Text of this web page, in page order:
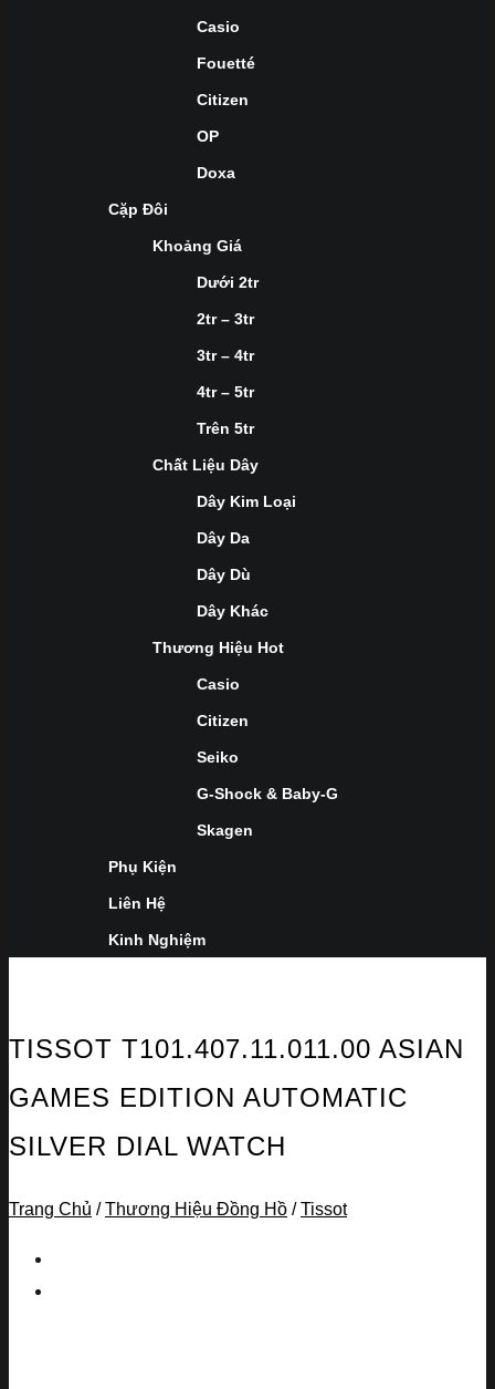
Casio
Fouetté
Citizen
OP
Doxa
Cặp Đôi
Khoảng Giá
Dưới 2tr
2tr – 3tr
3tr – 4tr
4tr – 5tr
Trên 5tr
Chất Liệu Dây
Dây Kim Loại
Dây Da
Dây Dù
Dây Khác
Thương Hiệu Hot
Casio
Citizen
Seiko
G-Shock & Baby-G
Skagen
Phụ Kiện
Liên Hệ
Kinh Nghiệm
TISSOT T101.407.11.011.00 ASIAN
GAMES EDITION AUTOMATIC
SILVER DIAL WATCH
Trang Chủ / Thương Hiệu Đồng Hồ / Tissot